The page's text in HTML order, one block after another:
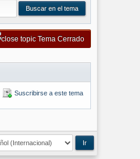
Tema Cerrado
Suscribirse a este tema